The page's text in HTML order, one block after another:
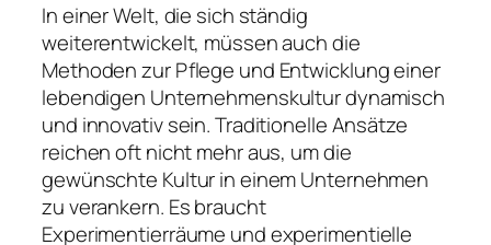
In einer Welt, die sich ständig
weiterentwickelt, müssen auch die
Methoden zur Pflege und Entwicklung einer
lebendigen Unternehmenskultur dynamisch
und innovativ sein. Traditionelle Ansätze
reichen oft nicht mehr aus, um die
gewünschte Kultur in einem Unternehmen
zu verankern. Es braucht
Experimentierräume und experimentielle